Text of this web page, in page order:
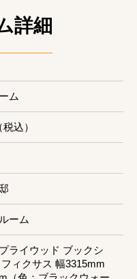
詳細
ム
込）
ーム
ライウッド ブックシ
ィクサス 幅3315mm